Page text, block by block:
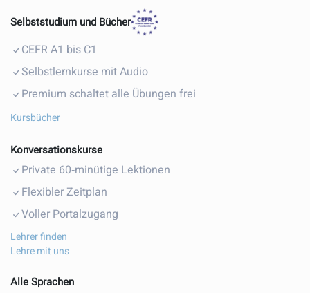
Selbststudium und Bücher
CEFR A1 bis C1
Selbstlernkurse mit Audio
Premium schaltet alle Übungen frei
Kursbücher
Konversationskurse
Private 60‑minütige Lektionen
Flexibler Zeitplan
Voller Portalzugang
Lehrer finden
Lehre mit uns
Alle Sprachen